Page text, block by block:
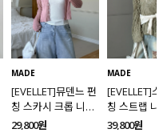
MADE
[EVELLET]뮤덴느 펀
칭 스카시 크롭 니트
가디건
29,800원
MADE
[EVELLET]스
칭 스트랩 니
39,800원